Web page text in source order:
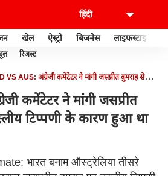
खेल ऐस्ट्रो बिजनेस लाइफस्टाइल
रिजल्ट
VS AUS: अंग्रेजी कमेंटेटर ने मांगी जसप्रीत बुमराह से
कमेंटेटर ने मांगी जसप्रीत
टिप्पणी के कारण हुआ था
भारत बनाम ऑस्ट्रेलिया तीसरे